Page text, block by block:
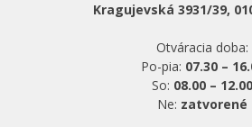
Kragujevská 3931/39,
Otváracia doba:
Po-pia: 07.30 –
So: 08.00 – 12.00
Ne: zatvorené